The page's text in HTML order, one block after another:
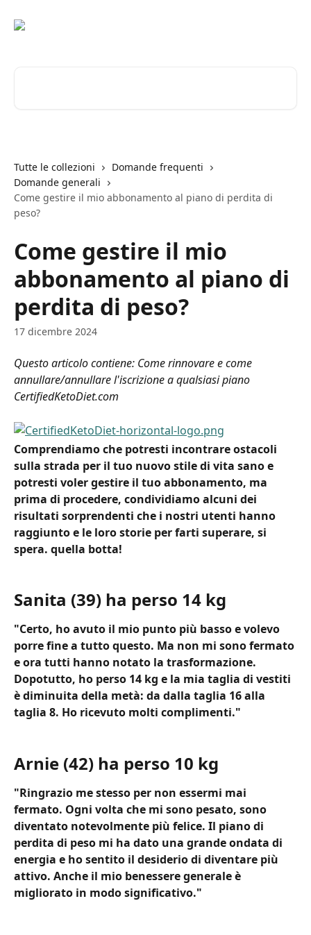
Tutte le collezioni
Domande frequenti
Domande generali
Come gestire il mio abbonamento al piano di perdita di
peso?
Come gestire il mio
abbonamento al piano di
perdita di peso?
17 dicembre 2024
Questo articolo contiene: Come rinnovare e come
annullare/annullare l'iscrizione a qualsiasi piano
CertifiedKetoDiet.com
Comprendiamo che potresti incontrare ostacoli
sulla strada per il tuo nuovo stile di vita sano e
potresti voler gestire il tuo abbonamento, ma
prima di procedere, condividiamo alcuni dei
risultati sorprendenti che i nostri utenti hanno
raggiunto e le loro storie per farti superare, si
spera. quella botta!
Sanita (39) ha perso 14 kg
"Certo, ho avuto il mio punto più basso e volevo
porre fine a tutto questo. Ma non mi sono fermato
e ora tutti hanno notato la trasformazione.
Dopotutto, ho perso 14 kg e la mia taglia di vestiti
è diminuita della metà: da dalla taglia 16 alla
taglia 8. Ho ricevuto molti complimenti."
Arnie (42) ha perso 10 kg
"Ringrazio me stesso per non essermi mai
fermato. Ogni volta che mi sono pesato, sono
diventato notevolmente più felice. Il piano di
perdita di peso mi ha dato una grande ondata di
energia e ho sentito il desiderio di diventare più
attivo. Anche il mio benessere generale è
migliorato in modo significativo."